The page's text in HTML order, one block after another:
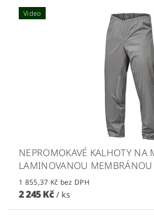
Video
NEPROMOKAVÉ KALHOTY NA
LAMINOVANOU MEMBRÁNOU
1 855,37 Kč bez DPH
2 245 Kč / ks